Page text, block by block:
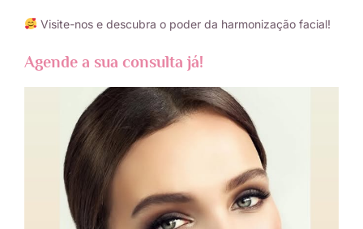
Visite-nos e descubra o poder da harmonização facial!
Agende a sua consulta já!